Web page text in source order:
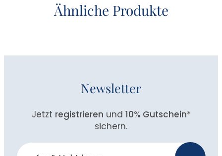
Ähnliche Produkte
Newsletter
Jetzt registrieren und 10% Gutschein*
sichern.
Newsletter